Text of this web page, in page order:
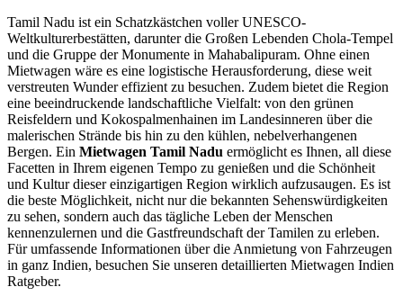
Tamil Nadu ist ein Schatzkästchen voller UNESCO-
Weltkulturerbestätten, darunter die Großen Lebenden Chola-Tempel
und die Gruppe der Monumente in Mahabalipuram. Ohne einen
Mietwagen wäre es eine logistische Herausforderung, diese weit
verstreuten Wunder effizient zu besuchen. Zudem bietet die Region
eine beeindruckende landschaftliche Vielfalt: von den grünen
Reisfeldern und Kokospalmenhainen im Landesinneren über die
malerischen Strände bis hin zu den kühlen, nebelverhangenen
Bergen. Ein Mietwagen Tamil Nadu ermöglicht es Ihnen, all diese
Facetten in Ihrem eigenen Tempo zu genießen und die Schönheit
und Kultur dieser einzigartigen Region wirklich aufzusaugen. Es ist
die beste Möglichkeit, nicht nur die bekannten Sehenswürdigkeiten
zu sehen, sondern auch das tägliche Leben der Menschen
kennenzulernen und die Gastfreundschaft der Tamilen zu erleben.
Für umfassende Informationen über die Anmietung von Fahrzeugen
in ganz Indien, besuchen Sie unseren detaillierten Mietwagen Indien
Ratgeber.